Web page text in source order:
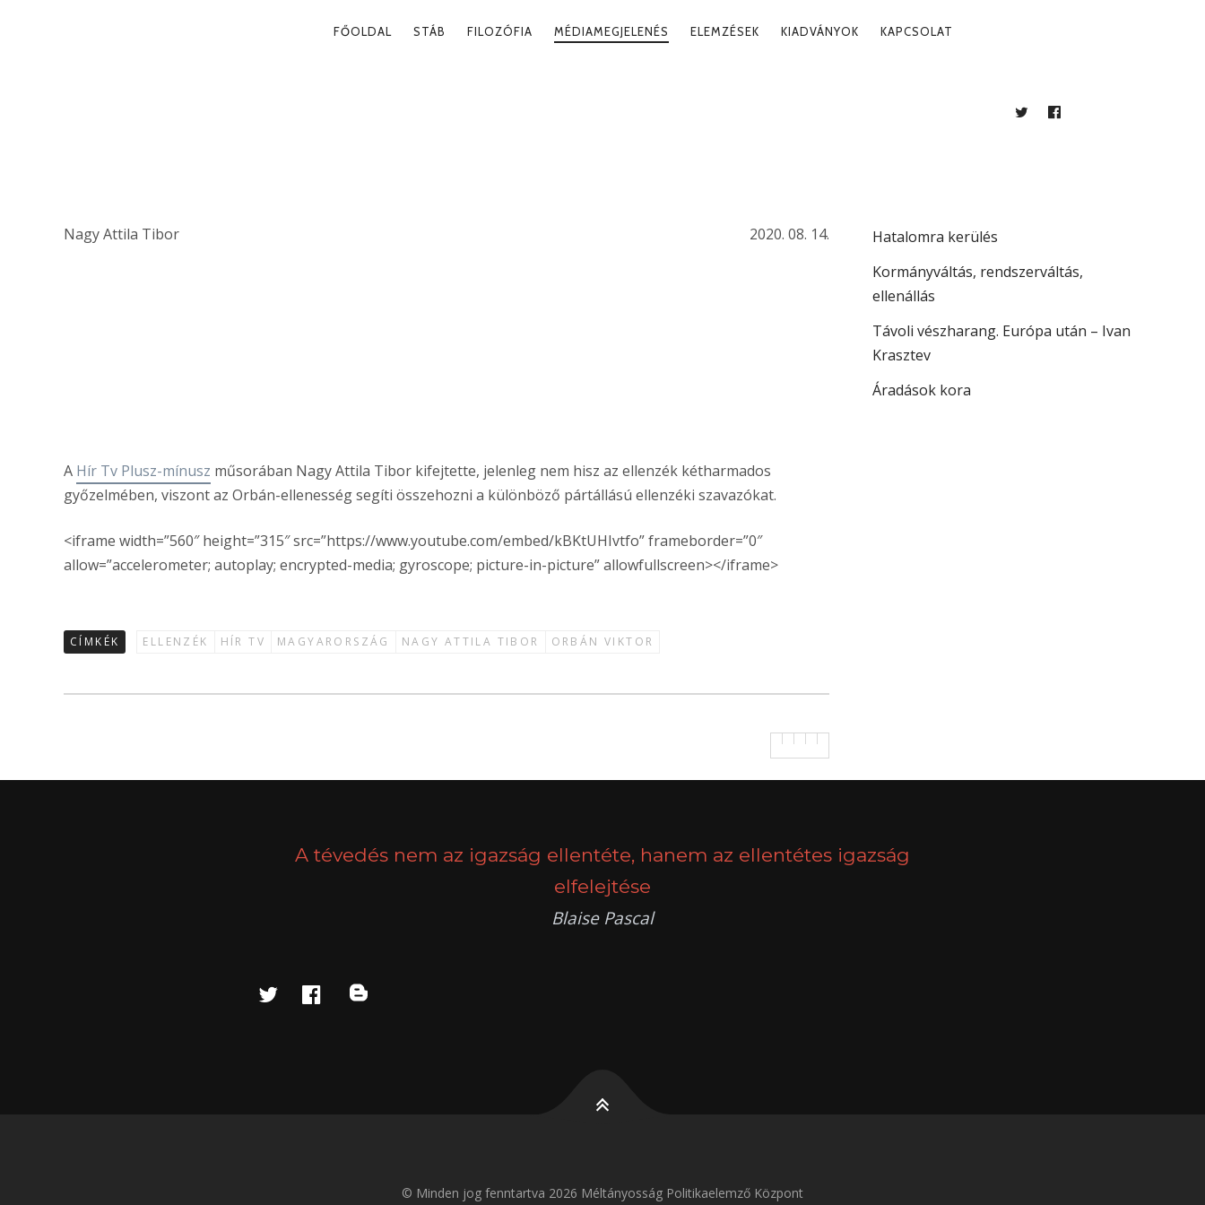
PRIMARY
FŐOLDAL STÁB FILOZÓFIA MÉDIAMEGJELENÉS ELEMZÉSEK KIADVÁNYOK KAPCSOLAT
TWITTERFACEBOOK
Nagy Attila Tibor 2020. 08. 14.
A Hír Tv Plusz-mínusz műsorában Nagy Attila Tibor kifejtette, jelenleg nem hisz az ellenzék kétharmados
győzelmében, viszont az Orbán-ellenesség segíti összehozni a különböző pártállású ellenzéki szavazókat.
<iframe width=”560″ height=”315″ src=”https://www.youtube.com/embed/kBKtUHIvtfo” frameborder=”0″
allow=”accelerometer; autoplay; encrypted-media; gyroscope; picture-in-picture” allowfullscreen></iframe>
CÍMKÉK ELLENZÉK HÍR TV MAGYARORSZÁG NAGY ATTILA TIBOR ORBÁN VIKTOR
Hatalomra kerülés
Kormányváltás, rendszerváltás,
ellenállás
Távoli vészharang. Európa után – Ivan
Krasztev
Áradások kora
A tévedés nem az igazság ellentéte, hanem az ellentétes igazság
elfelejtése
Blaise Pascal
twitterfacebook
blog
© Minden jog fenntartva 2026 Méltányosság Politikaelemző Központ